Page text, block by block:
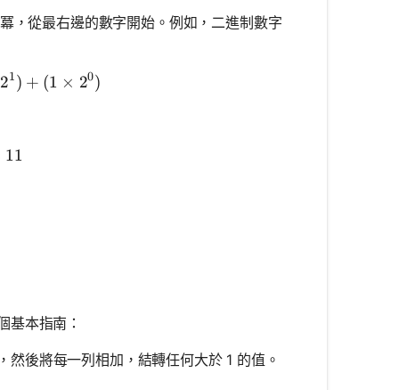
，從最右邊的數字開始。例如，二進制數字
2^3) + (0 \times 2^2) + (1 \times 2^1) + (1
21) + (1 × 20)
0 + 2 + 1 = 11
11
基本指南：
然後將每一列相加，結轉任何大於 1 的值。